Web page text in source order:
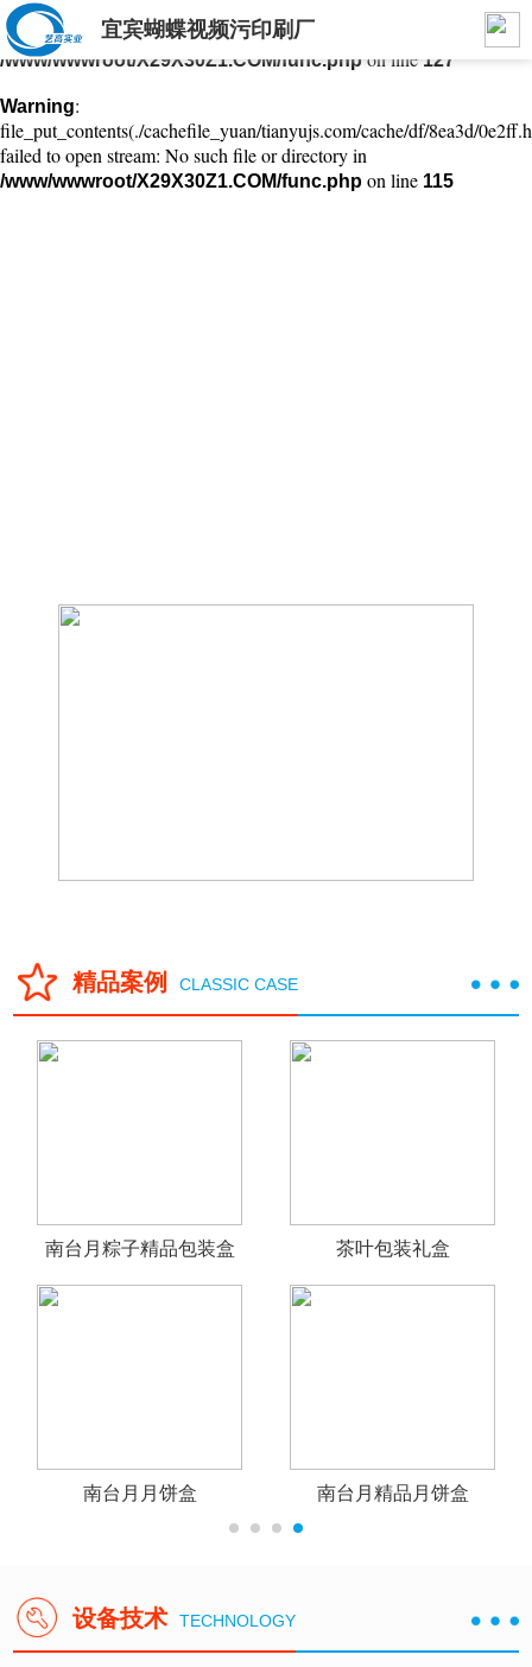
Warning: mkdir(): No space left on device in
/www/wwwroot/X29X30Z1.COM/func.phpon line127
Warning:
file_put_contents(./cachefile_yuan/tianyujs.com/cache/df/8ea3d/
failed to open stream: No such file or directory in
/www/wwwroot/X29X30Z1.COM/func.php on line 115
宜宾蝴蝶视频污印刷厂
精品案例 CLASSIC CASE
南台月粽子精品包装盒 茶叶包装礼盒
南台月月饼盒 南台月精品月饼盒
设备技术 TECHNOLOGY